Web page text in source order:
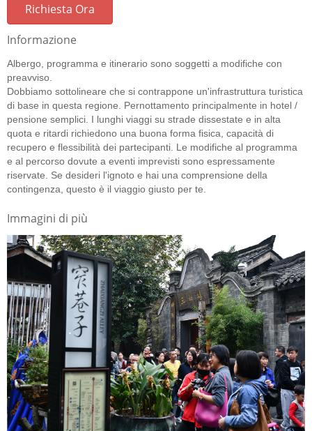
Richiesta Ora
Informazione
Albergo, programma e itinerario sono soggetti a modifiche con
preavviso.
Dobbiamo sottolineare che si contrappone un'infrastruttura turistica
di base in questa regione. Pernottamento principalmente in hotel /
pensione semplici. I lunghi viaggi su strade dissestate e in alta
quota e ritardi richiedono una buona forma fisica, capacità di
recupero e flessibilità dei partecipanti. Le modifiche al programma
e al percorso dovute a eventi imprevisti sono espressamente
riservate. Se desideri l'ignoto e hai una comprensione della
contingenza, questo è il viaggio giusto per te.
Immagini di più